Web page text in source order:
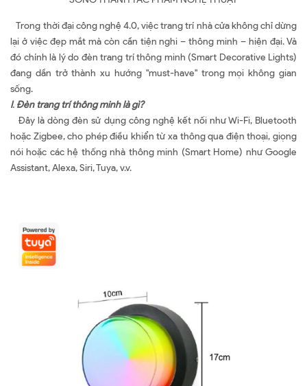
Trong thời đại công nghệ 4.0, việc trang trí nhà cửa không chỉ dừng
lại ở việc đẹp mắt mà còn cần tiện nghi – thông minh – hiện đại. Và
đó chính là lý do đèn trang trí thông minh (Smart Decorative Lights)
đang dần trở thành xu hướng "must-have" trong mọi không gian
sống.
I. Đèn trang trí thông minh là gì?
Đây là dòng đèn sử dụng công nghệ kết nối như Wi-Fi, Bluetooth
hoặc Zigbee, cho phép điều khiển từ xa thông qua điện thoại, giọng
nói hoặc các hệ thống nhà thông minh (Smart Home) như Google
Assistant, Alexa, Siri, Tuya, v.v.